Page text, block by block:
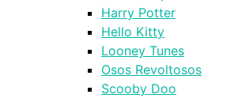
Harry Potter
Hello Kitty
Looney Tunes
Osos Revoltosos
Scooby Doo